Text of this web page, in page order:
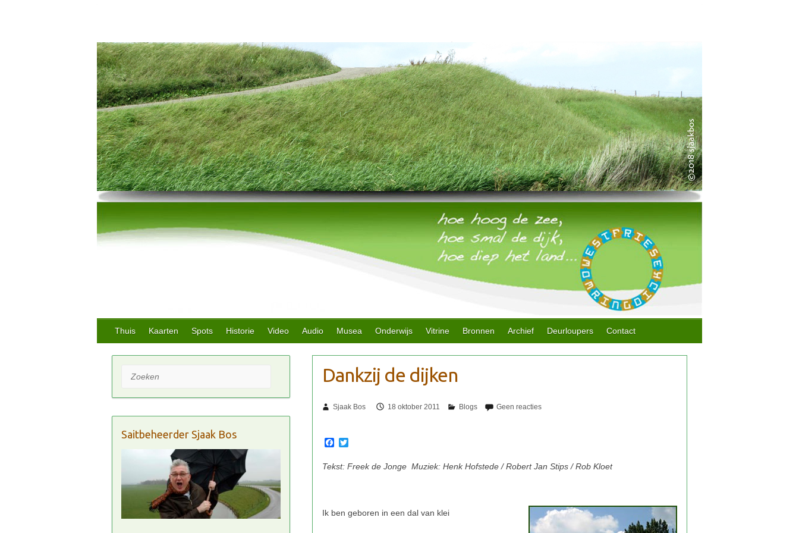
Thuis Kaarten Spots Historie Video Audio Musea Onderwijs Vitrine Bronnen Archief Deurloupers Contact
Sjaak Bos 18 oktober 2011
F
c
e
T
i
t
Tekst: Freek de Jonge Muziek: Henk Hofstede / Robert Jan Stips / Rob Kloet
Zoeken
Saitbeheerder Sjaak Bos